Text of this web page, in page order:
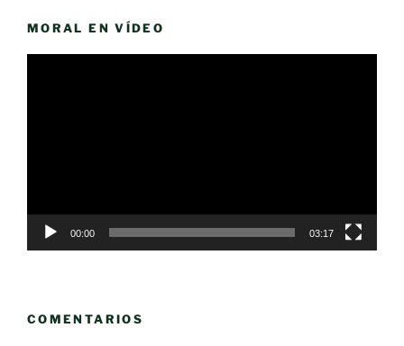
MORAL EN VÍDEO
00:00 03:17
COMENTARIOS